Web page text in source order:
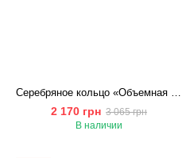
Серебряное кольцо «Объемная Капля»
2 170 грн 3 065 грн
В наличии